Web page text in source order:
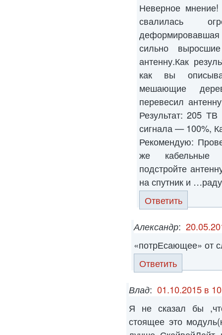
Неверное
свалилась
сильно
антенну.Как
как вы
мешающие
перевесил
Результат: 205
сигнала — 100%,
Рекомендую:
же кабельные
подстройте
на спутник и
Ответить
Александр:
«потрЕсающее» от
Ответить
Влад: 01.10.2015 в
Я не сказал бы
стоящее это